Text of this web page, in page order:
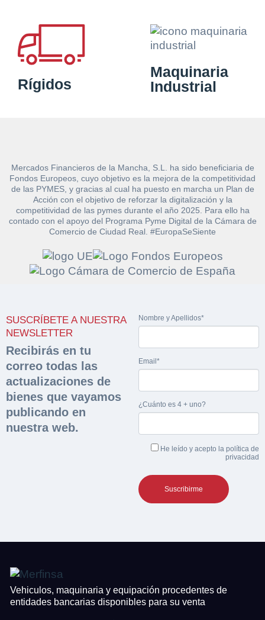
Rígidos
Maquinaria
Industrial
Mercados Financieros de la Mancha, S.L. ha sido beneficiaria de
Fondos Europeos, cuyo objetivo es la mejora de la competitividad
de las PYMES, y gracias al cual ha puesto en marcha un Plan de
Acción con el objetivo de reforzar la digitalización y la
competitividad de las pymes durante el año 2025. Para ello ha
contado con el apoyo del Programa Pyme Digital de la Cámara de
Comercio de Ciudad Real. #EuropaSeSiente
SUSCRÍBETE A NUESTRA
NEWSLETTER
Recibirás en tu
correo todas las
actualizaciones de
bienes que vayamos
publicando en
nuestra web.
Nombre y Apellidos*
Email*
¿Cuánto es 4 + uno?
He leído y acepto la política de
privacidad
Vehiculos, maquinaria y equipación procedentes de
entidades bancarias disponibles para su venta
Solicitar
documentación
sobre la peritación
Rellene este formulario y recibirá en su email el
enlace para descargar la documentación
Nombre y Apellidos*
Email*
Acepto laPolítica de Privacidad.
Razón social* CIF/DNI Ofertante*
Teléfono* Email*
Nombre y Apellidos*
Antes de enviar lee lasCondiciones de Usoy laPolítica de Privacidad, y a
Sobre Merfinsa
Venta de bienes muebles
Vehículos